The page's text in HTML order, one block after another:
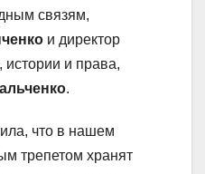
связям,
и директор
истории и права,
.
что в нашем
трепетом хранят